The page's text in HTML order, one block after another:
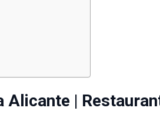
Alicante |